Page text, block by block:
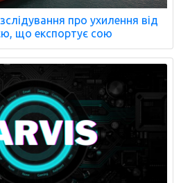
про ухилення від
що експортує сою